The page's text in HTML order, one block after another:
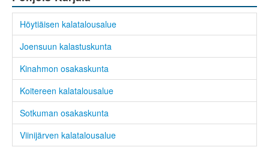
Höytiäisen kalatalousalue
Joensuun kalastuskunta
Kinahmon osakaskunta
Koitereen kalatalousalue
Sotkuman osakaskunta
Viinijärven kalatalousalue